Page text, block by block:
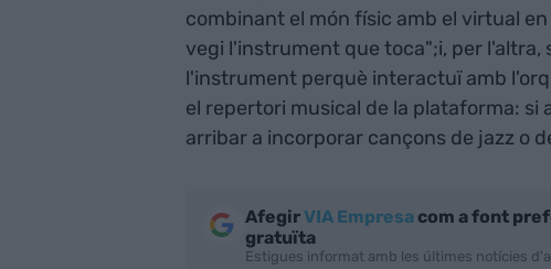
combinant el món físic amb el virtual
vegi l'instrument que toca";i, per l'altra,
l'instrument perquè interactuï amb
el repertori musical de la plataforma: si
arribar a incorporar cançons de jazz o
AfegirVIA Empresacom a font
gratuïta
Estigues informat amb les últimes notícies